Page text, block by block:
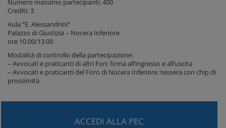
Numero massimo partecipanti: 400
Crediti: 3
Aula “E. Alessandrini”
Palazzo di Giustizia – Nocera Inferiore
ore 10.00/13.00
Modalità di controllo della partecipazione:
– Avvocati e praticanti di altri Fori: firma all’ingresso e all’uscita
– Avvocati e praticanti del Foro di Nocera Inferiore: tessera con chip di
prossimità
ACCEDI ALLA PEC